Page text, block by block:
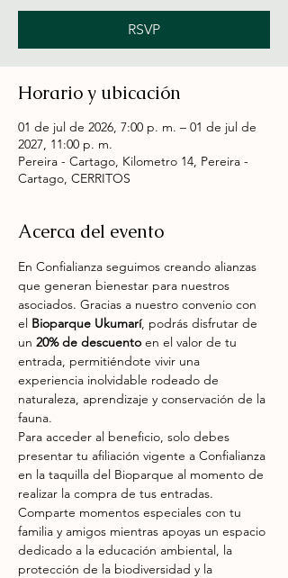
RSVP
Horario y ubicación
01 de jul de 2026, 7:00 p. m. – 01 de jul de
2027, 11:00 p. m.
Pereira - Cartago, Kilometro 14, Pereira -
Cartago, CERRITOS
Acerca del evento
En Confialianza seguimos creando alianzas
que generan bienestar para nuestros
asociados. Gracias a nuestro convenio con
el Bioparque Ukumarí, podrás disfrutar de
un 20% de descuento en el valor de tu
entrada, permitiéndote vivir una
experiencia inolvidable rodeado de
naturaleza, aprendizaje y conservación de la
fauna.
Para acceder al beneficio, solo debes
presentar tu afiliación vigente a Confialianza
en la taquilla del Bioparque al momento de
realizar la compra de tus entradas.
Comparte momentos especiales con tu
familia y amigos mientras apoyas un espacio
dedicado a la educación ambiental, la
protección de la biodiversidad y la